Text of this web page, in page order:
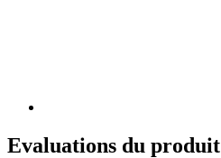
Evaluations du produit